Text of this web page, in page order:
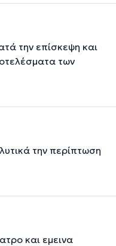
την επίσκεψη και
των
την περίπτωση
και εμεινα